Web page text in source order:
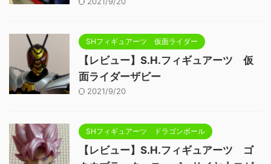
SHフィギュアーツ 仮面ライダー
【レビュー】S.H.フィギュアーツ 仮
面ライダーザビー
2021/9/20
SHフィギュアーツ ドラゴンボール
【レビュー】S.H.フィギュアーツ ゴ